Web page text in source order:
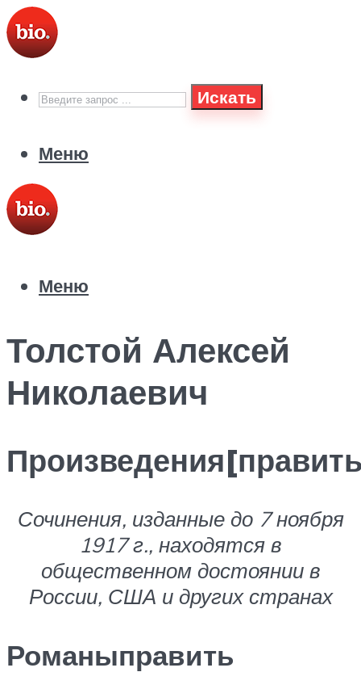
Искать
Меню
Меню
Толстой Алексей
Николаевич
Сочинения, изданные до 7 ноября
1917 г., находятся в
общественном достоянии в
России, США и других странах
Романыправить